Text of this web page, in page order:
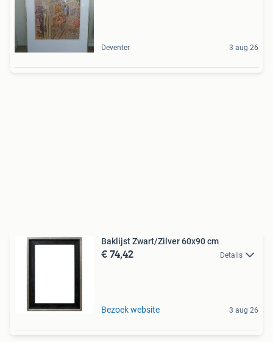
Deventer 3 aug 26
Baklijst Zwart/Zilver 60x90 cm
€ 74,42 Details
Bezoek website 3 aug 26